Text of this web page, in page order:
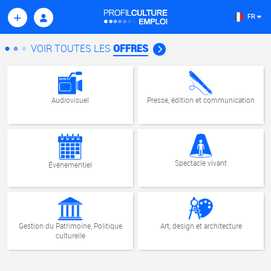
professionnelle
FR
VOIR TOUTES LESOFFRES
Audiovisuel Presse, édition et communication
Événementiel Spectacle vivant
Gestion du Patrimoine, Politique
culturelle
Art, design et architecture